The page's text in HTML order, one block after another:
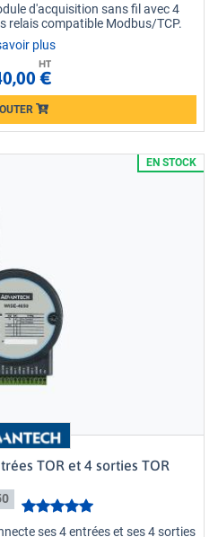
d'acquisition sans fil avec 4
relais compatible Modbus/TCP.
plus
HT
€
EN STOCK
TOR et 4 sorties TOR
ses 4 entrées et ses 4 sorties